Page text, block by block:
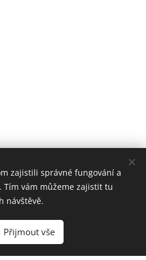
www.letnihory.cz
www.ceskeapartmany.cz
Webnode
zajistili správné fungování a
Tím vám můžeme zajistit tu
návštěvě.
Přijmout vše